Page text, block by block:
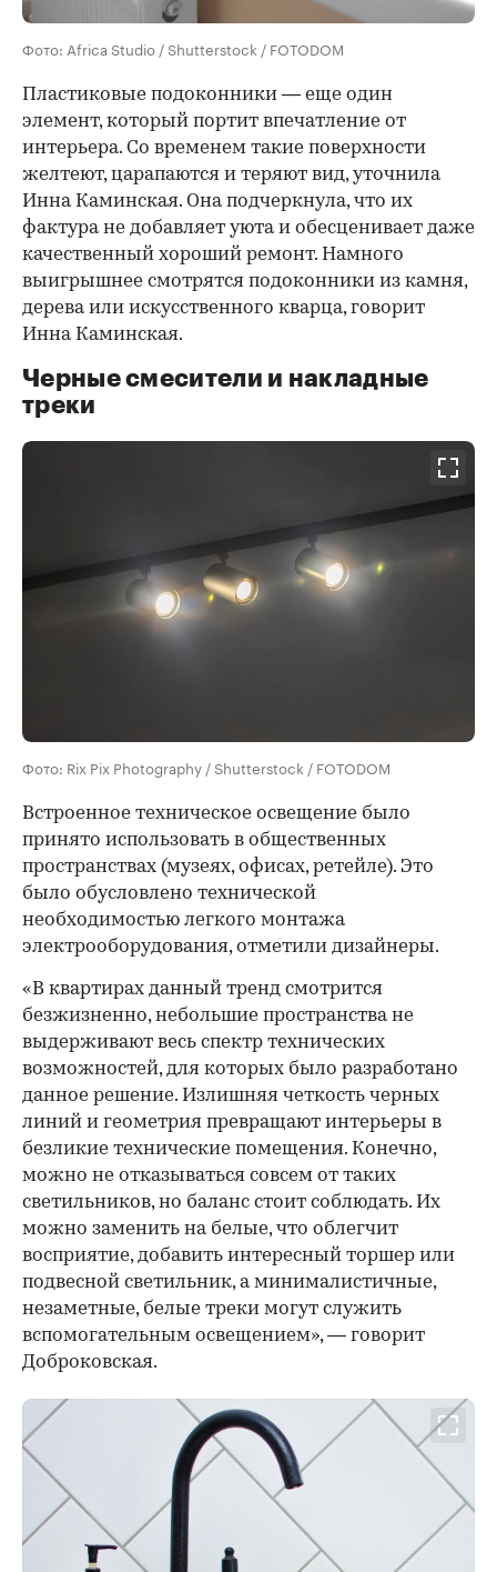
Фото: Africa Studio / Shutterstock / FOTODOM
Пластиковые подоконники — еще один
элемент, который портит впечатление от
интерьера. Со временем такие поверхности
желтеют, царапаются и теряют вид, уточнила
Инна Каминская. Она подчеркнула, что их
фактура не добавляет уюта и обесценивает даже
качественный хороший ремонт. Намного
выигрышнее смотрятся подоконники из камня,
дерева или искусственного кварца, говорит
Инна Каминская.
Черные смесители и накладные
треки
Фото: Rix Pix Photography / Shutterstock / FOTODOM
Встроенное техническое освещение было
принято использовать в общественных
пространствах (музеях, офисах, ретейле). Это
было обусловлено технической
необходимостью легкого монтажа
электрооборудования, отметили дизайнеры.
«В квартирах данный тренд смотрится
безжизненно, небольшие пространства не
выдерживают весь спектр технических
возможностей, для которых было разработано
данное решение. Излишняя четкость черных
линий и геометрия превращают интерьеры в
безликие технические помещения. Конечно,
можно не отказываться совсем от таких
светильников, но баланс стоит соблюдать. Их
можно заменить на белые, что облегчит
восприятие, добавить интересный торшер или
подвесной светильник, а минималистичные,
незаметные, белые треки могут служить
вспомогательным освещением», — говорит
Доброковская.